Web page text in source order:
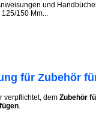
und
150 Mm...
für Zubehör
verpflichtet, dem Zubehör
.